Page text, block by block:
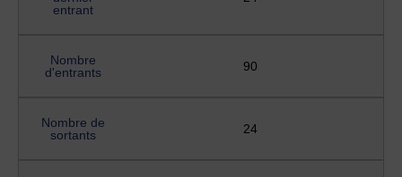
entrant
Nombre
d'entrants
90
Nombre de
sortants
24